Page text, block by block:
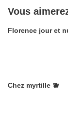
Vous
Florence jour et
Chez myrtille 🫐